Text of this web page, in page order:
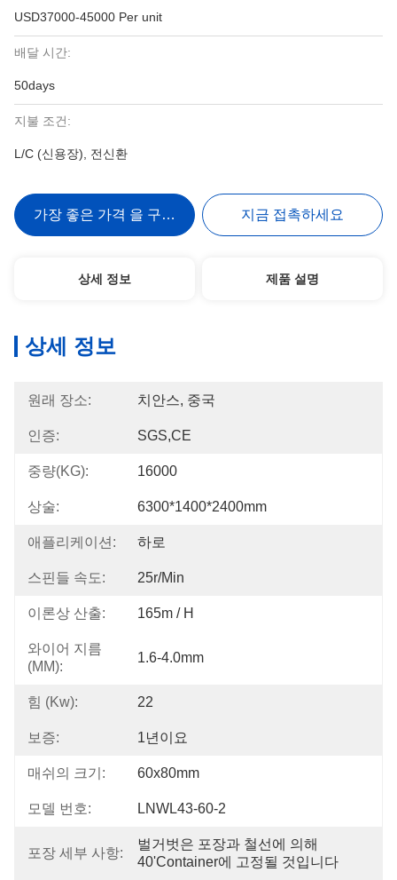
USD37000-45000 Per unit
배달 시간:
50days
지불 조건:
L/C (신용장), 전신환
가장 좋은 가격 을 구하라 지금 접촉하세요
상세 정보 제품 설명
상세 정보
원래 장소: 치안스, 중국
인증: SGS,CE
중량(KG): 16000
상술: 6300*1400*2400mm
애플리케이션: 하로
스핀들 속도: 25r/min
이론상 산출: 165m / H
와이어 지름
(MM):
1.6-4.0mm
힘 (Kw): 22
보증: 1년이요
매쉬의 크기: 60x80mm
모델 번호: LNWL43-60-2
포장 세부 사항:
벌거벗은 포장과 철선에 의해
40'container에 고정될 것입니다